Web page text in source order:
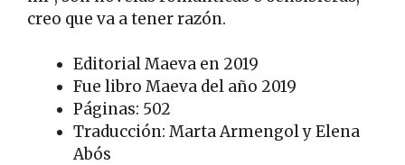
creo que va a tener razón.
Editorial Maeva en 2019
Fue libro Maeva del año 2019
Páginas: 502
Traducción: Marta Armengol y Elena
Abós